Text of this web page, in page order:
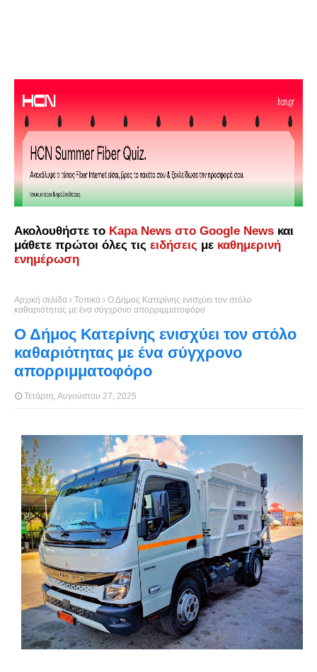
Ακολουθήστε το Kapa News στο Google News και
μάθετε πρώτοι όλες τις ειδήσεις με καθημερινή
ενημέρωση
Αρχική σελίδα Τοπικά
Ο Δήμος Κατερίνης ενισχύει τον στόλο
καθαριότητας με ένα σύγχρονο απορριμματοφόρο
Ο Δήμος Κατερίνης ενισχύει τον στόλο
καθαριότητας με ένα σύγχρονο
απορριμματοφόρο
Τετάρτη, Αυγούστου 27, 2025